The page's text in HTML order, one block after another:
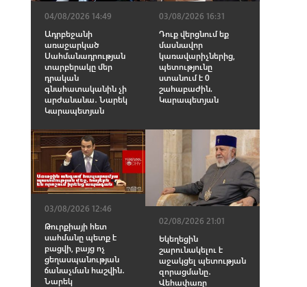
04/08/2026 14:49
Ադրբեջանի
առաջարկած
Սահմանադրության
տարբերակը մեր
դրական
գնահատականին չի
արժանանա․ Նարեկ
Կարապետյան
03/08/2026 16:31
Դուք վերցնում եք
մասնավոր
կառավարիչներից,
պետությունը
ստանում է 0
շահաբաժին.
Կարապետյան
03/08/2026 12:46
Թուրքիայի հետ
սահմանը պետք է
բացվի, բայց ոչ
ցեղասպանության
ճանաչման հաշվին․
Նարեկ
02/08/2026 21:01
Եկեղեցին
շարունակելու է
աջակցել պետության
զորացմանը․
Վեհափառը